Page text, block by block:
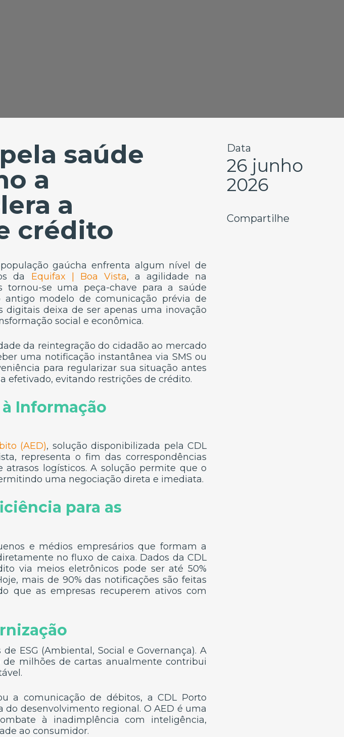
saúde
a
a
crédito
gaúcha enfrenta algum nível de
da Equifax | Boa Vista, a agilidade na
tornou-se uma peça-chave para a saúde
antigo modelo de comunicação prévia de
deixa de ser apenas uma inovação
social e econômica.
da reintegração do cidadão ao mercado
uma notificação instantânea via SMS ou
para regularizar sua situação antes
efetivado, evitando restrições de crédito.
Informação
(AED), solução disponibilizada pela CDL
representa o fim das correspondências
logísticos. A solução permite que o
uma negociação direta e imediata.
para as
e médios empresários que formam a
no fluxo de caixa. Dados da CDL
via meios eletrônicos pode ser até 50%
mais de 90% das notificações são feitas
que as empresas recuperem ativos com
ESG (Ambiental, Social e Governança). A
milhões de cartas anualmente contribui
a comunicação de débitos, a CDL Porto
desenvolvimento regional. O AED é uma
à inadimplência com inteligência,
ao consumidor.
Data
26 junho
2026
Compartilhe